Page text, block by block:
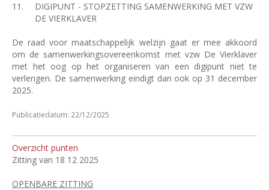
11.
DIGIPUNT - STOPZETTING SAMENWERKING MET VZW
DE VIERKLAVER
De raad voor maatschappelijk welzijn gaat er mee akkoord
om de samenwerkingsovereenkomst met vzw De Vierklaver
met het oog op het organiseren van een digipunt niet te
verlengen. De samenwerking eindigt dan ook op 31 december
2025.
Publicatiedatum: 22/12/2025
Overzicht punten
Zitting van 18 12 2025
OPENBARE ZITTING